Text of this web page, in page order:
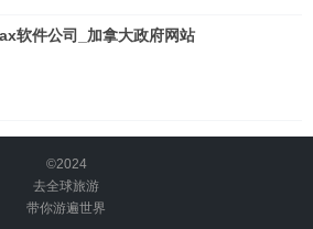
软件公司_加拿大政府网站
©2024
去全球旅游
带你游遍世界